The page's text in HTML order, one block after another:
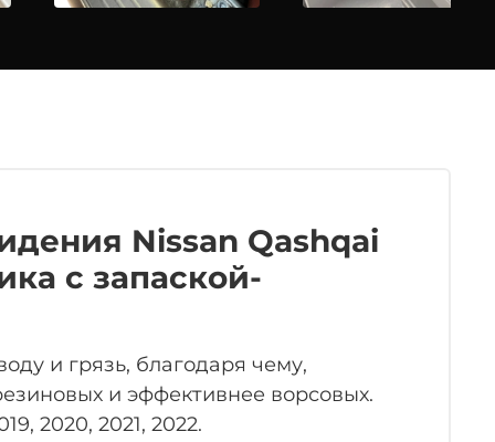
Nissan Qashqai
с запаской-
и грязь, благодаря чему,
и эффективнее ворсовых.
2020, 2021, 2022.